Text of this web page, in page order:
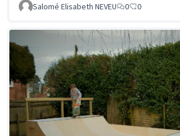
Salomé Elisabeth NEVEU
0 0